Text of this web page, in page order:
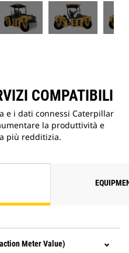
COMPATIBILI
e i dati connessi Caterpillar
la produttività e
più redditizia.
Meter Value)